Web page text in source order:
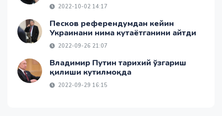
2022-10-02 14:17
Песков референдумдан кейин
Украинани нима кутаётганини айтди
2022-09-26 21:07
Владимир Путин тарихий ўзгариш
қилиши кутилмоқда
2022-09-29 16:15